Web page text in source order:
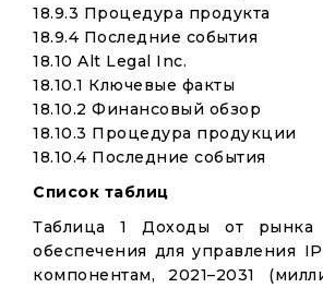
18.9.3 Процедура продукта
18.9.4 Последние события
18.10 Alt Legal Inc.
18.10.1 Ключевые факты
18.10.2 Финансовый обзор
18.10.3 Процедура продукции
18.10.4 Последние события
Список таблиц
Таблица 1 Доходы от рынка
обеспечения для управления
компонентам, 2021–2031